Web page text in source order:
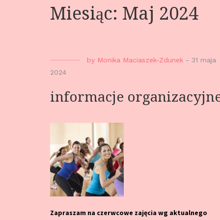
Miesiąc: Maj 2024
by Monika Maciaszek-Zdunek - 31 maja
2024
informacje
Zapraszam na czerwcowe zajęcia wg aktualnego